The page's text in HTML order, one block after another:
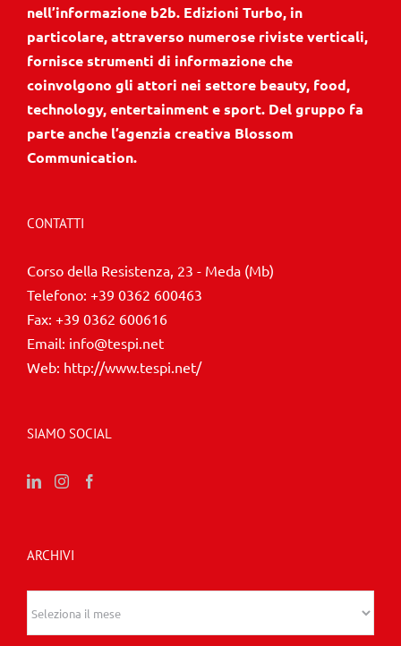
nell’informazione b2b. Edizioni Turbo, in
particolare, attraverso numerose riviste verticali,
fornisce strumenti di informazione che
coinvolgono gli attori nei settore beauty, food,
technology, entertainment e sport. Del gruppo fa
parte anche l’agenzia creativa Blossom
Communication.
CONTATTI
Corso della Resistenza, 23 - Meda (Mb)
Telefono: +39 0362 600463
Fax: +39 0362 600616
Email: info@tespi.net
Web: http://www.tespi.net/
SIAMO SOCIAL
ARCHIVI